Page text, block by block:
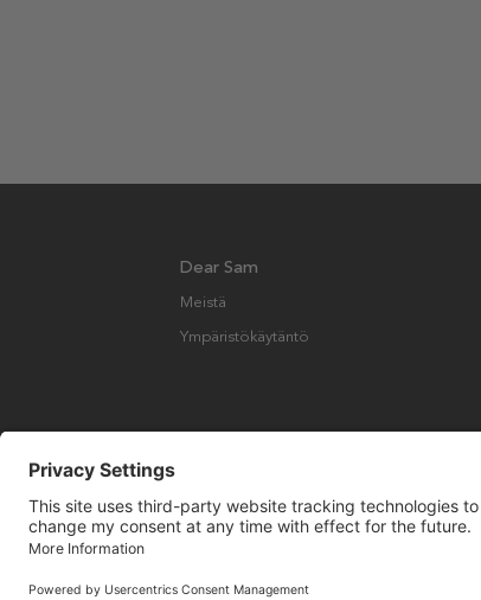
Dear Sam
Meistä
Ympäristökäytäntö